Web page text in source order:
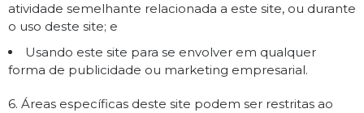
atividade semelhante relacionada a este site, ou durante
o uso deste site; e
Usando este site para se envolver em qualquer
forma de publicidade ou marketing empresarial.
6. Áreas específicas deste site podem ser restritas ao